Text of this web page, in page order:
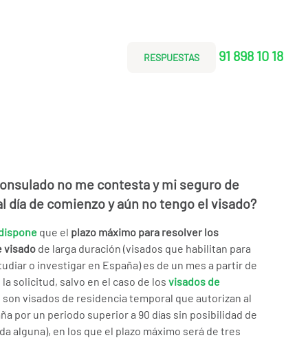
RESPUESTAS 91 898 10 18
no me contesta y mi seguro de
día de comienzo y aún no tengo el visado?
que el plazo máximo para resolver los
visado de larga duración (visados que habilitan para
o investigar en España) es de un mes a partir de
solicitud, salvo en el caso de los visados de
visados de residencia temporal que autorizan al
por un periodo superior a 90 días sin posibilidad de
alguna), en los que el plazo máximo será de tres